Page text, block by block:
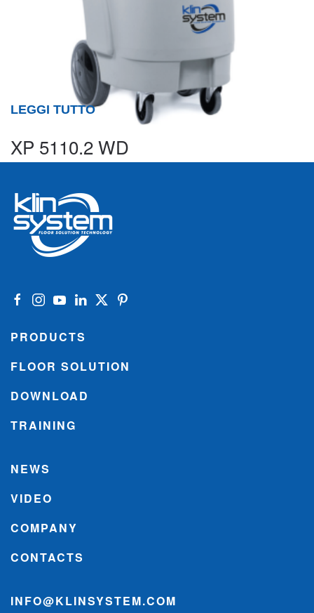
XP 5110.2 WD
LEGGI TUTTO
PRODUCTS
FLOOR SOLUTION
DOWNLOAD
TRAINING
NEWS
VIDEO
COMPANY
CONTACTS
INFO@KLINSYSTEM.COM